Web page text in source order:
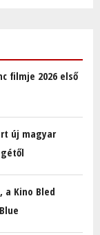
filmje 2026 első
új magyar
Kino Bled